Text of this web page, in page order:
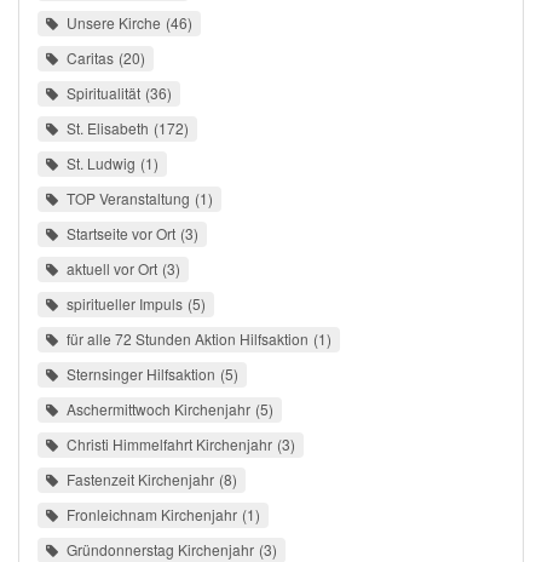
Unsere Kirche 46
Caritas 20
Spiritualität 36
St. Elisabeth 172
St. Ludwig 1
TOP Veranstaltung 1
Startseite vor Ort 3
aktuell vor Ort 3
spiritueller Impuls 5
für alle 72 Stunden Aktion Hilfsaktion 1
Sternsinger Hilfsaktion 5
Aschermittwoch Kirchenjahr 5
Christi Himmelfahrt Kirchenjahr 3
Fastenzeit Kirchenjahr 8
Fronleichnam Kirchenjahr 1
Gründonnerstag Kirchenjahr 3